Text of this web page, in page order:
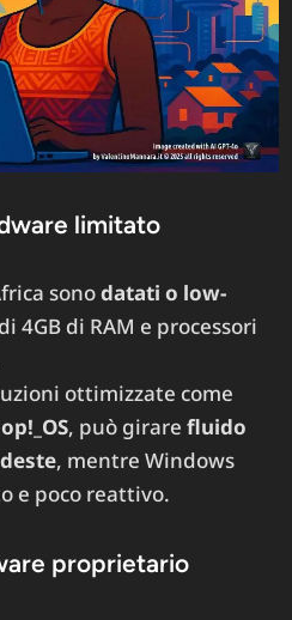
limitato
sonodatati o low-
4GB di RAM e processori
ottimizzate come
, può girarefluido
, mentre Windows
e poco reattivo.
proprietario